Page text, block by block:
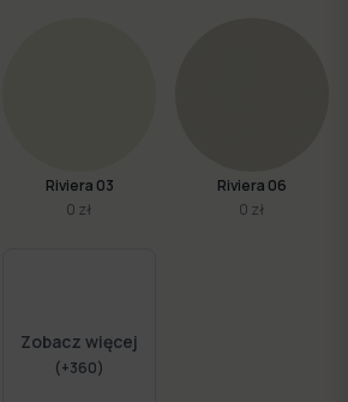
Riviera 03
0 zł
Riviera 06
0 zł
Zobacz więcej
(+360)